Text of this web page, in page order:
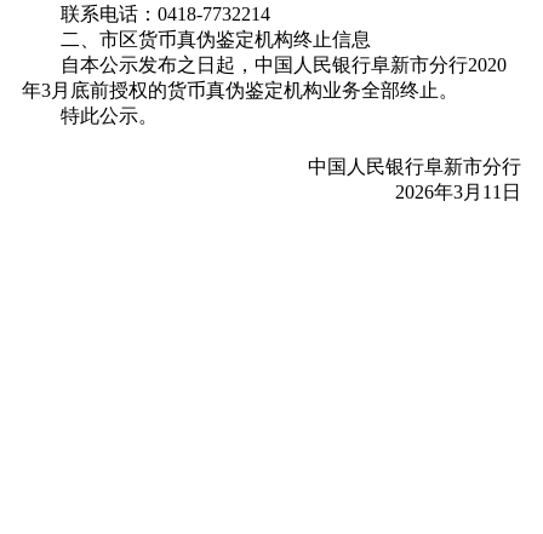
联系电话：0418-7732214
二、市区货币真伪鉴定机构终止信息
自本公示发布之日起，中国人民银行阜新市分行2020
年3月底前授权的货币真伪鉴定机构业务全部终止。
特此公示。
中国人民银行阜新市分行
2026年3月11日